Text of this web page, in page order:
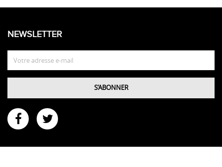
NEWSLETTER